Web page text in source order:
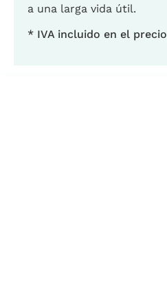
a una larga vida útil.
* IVA incluido en el